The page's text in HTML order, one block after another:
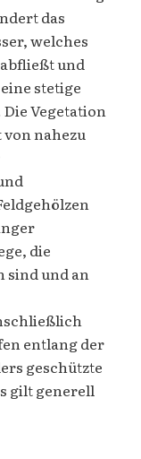
das
welches
und
stetige
Vegetation
nahezu
die
sind und an
entlang der
geschützte
gilt generell